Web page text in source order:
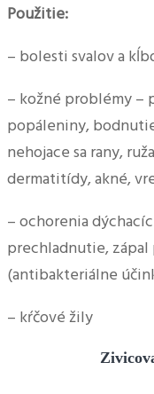
Použitie:
– bolesti svalov a
– kožné problémy –
popáleniny,
nehojace sa rany,
dermatitídy, akné,
– ochorenia
prechladnutie,
(antibakteriálne
– kŕčové žily